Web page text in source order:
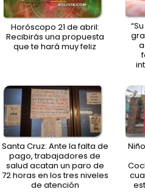
Horóscopo 21 de abril:
Recibirás una propuesta
que te hará muy feliz
Santa Cruz: Ante la falta de
pago, trabajadores de
salud acatan un paro de
72 horas en los tres niveles
de atención